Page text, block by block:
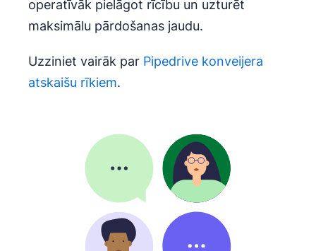
operatīvāk pielāgot rīcību un uzturēt
maksimālu pārdošanas jaudu.
Uzziniet vairāk par Pipedrive konveijera
atskaišu rīkiem.